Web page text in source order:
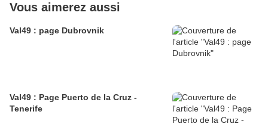
Vous aimerez aussi
Val49 : page Dubrovnik
Val49 : Page Puerto de la Cruz -
Tenerife